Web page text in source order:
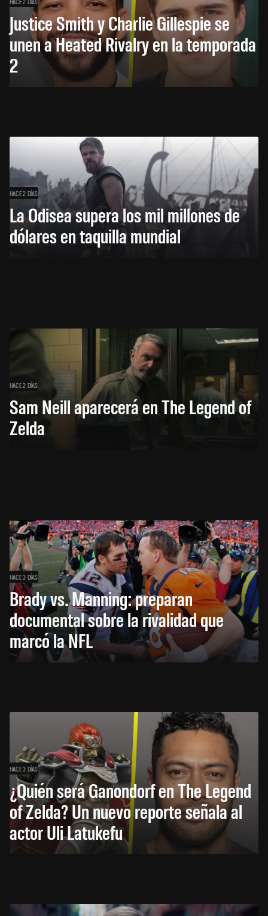
Justice Smith y Charlie Gillespie se
unen a Heated Rivalry en la temporada
2
HACE 2 DÍAS
La Odisea supera los mil millones de
dólares en taquilla mundial
HACE 2 DÍAS
Sam Neill aparecerá en The Legend of
Zelda
HACE 3 DÍAS
Brady vs. Manning: preparan
documental sobre la rivalidad que
marcó la NFL
HACE 3 DÍAS
¿Quién será Ganondorf en The Legend
of Zelda? Un nuevo reporte señala al
actor Uli Latukefu